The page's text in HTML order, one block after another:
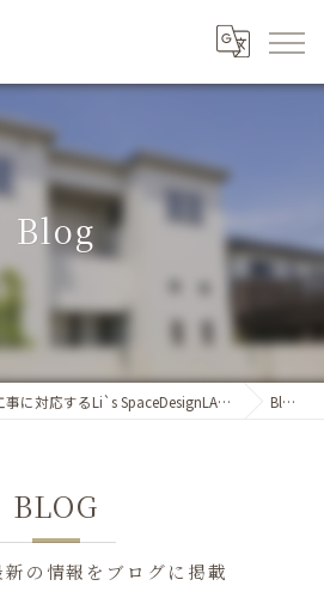
Blog
山口市内でリフォーム工事に対応するLi`s SpaceDesignLABO Blog
BLOG
の情報をブログに掲載